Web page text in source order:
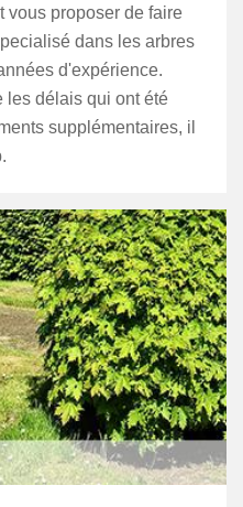
vous proposer de faire
dans les arbres
d'expérience.
les délais qui ont été
supplémentaires, il